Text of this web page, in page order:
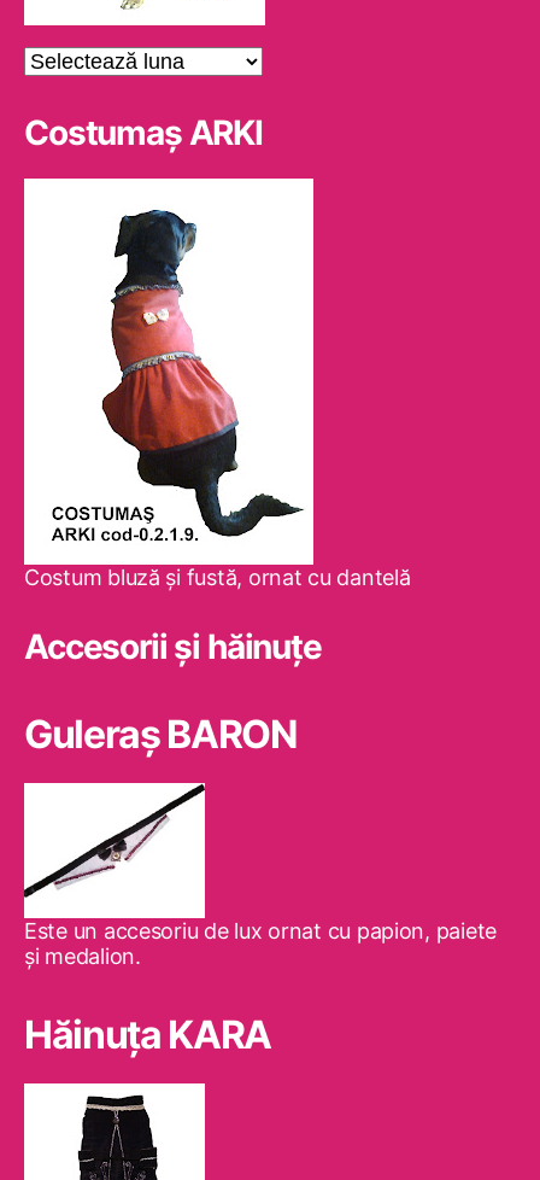
Arhive
Costumaş ARKI
Costum bluză şi fustă, ornat cu dantelă
Accesorii și hăinuțe
Guleraş BARON
Este un accesoriu de lux ornat cu papion, paiete
şi medalion.
Hăinuţa KARA